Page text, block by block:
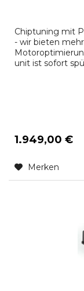
Chiptuning mit
- wir bieten
unit ist sofort
1.949,00 €
Merken